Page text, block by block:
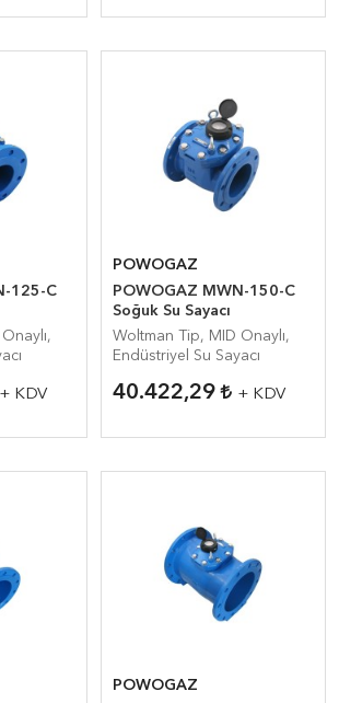
125-C
+ KDV
POWOGAZ
POWOGAZ MWN-150-C
Soğuk Su Sayacı
Woltman Tip, MID Onaylı,
Endüstriyel Su Sayacı
40.422,29 + KDV
POWOGAZ